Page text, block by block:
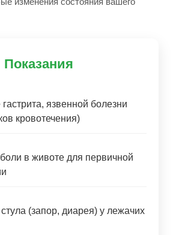
Показания
язвенной болезни
кровотечения)
в животе для первичной
(запор, диарея) у лежачих